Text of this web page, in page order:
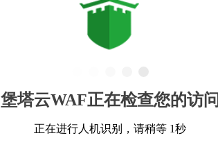
堡塔云WAF正在检查您的访问
正在进行人机识别，请稍等 1秒